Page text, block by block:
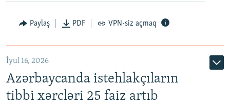
Paylaş PDF VPN-siz açmaq
İyul 16, 2026
Azərbaycanda istehlakçıların
tibbi xərcləri 25 faiz artıb